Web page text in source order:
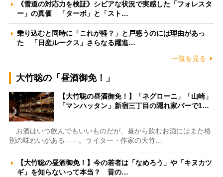
《雪道の対応力を検証》シビアな状況で実感した「フォレスタ
ー」の真価 「ターボ」と「スト…
乗り込むと同時に「これが軽？」と戸惑うのには理由があっ
た 「日産ルークス」さらなる躍進…
一覧を見る
大竹聡の「昼酒御免！」
【大竹聡の昼酒御免！】「ネグローニ」「山崎」
「マンハッタン」新宿三丁目の隠れ家バーで1…
お酒はいつ飲んでもいいものだが、昼から飲むお酒にはまた格
別の味わいがある――。ライター・作家の大竹…
【大竹聡の昼酒御免！】今の若者は「なめろう」や「キヌカツ
ギ」を知らないって本当？ 昔の…